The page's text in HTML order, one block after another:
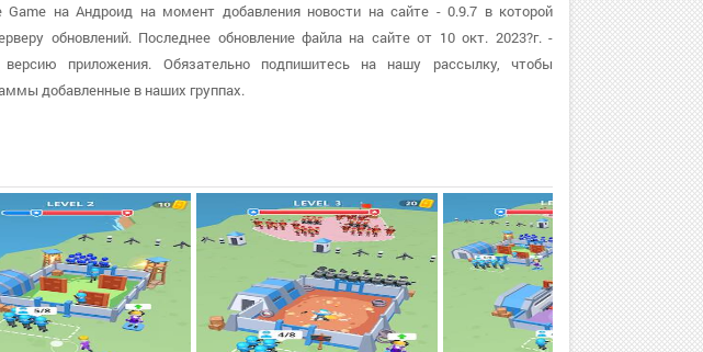
на Андроид на момент добавления новости на сайте - 0.9.7 в которой
обновлений. Последнее обновление файла на сайте от 10 окт. 2023?г. -
приложения. Обязательно подпишитесь на нашу рассылку, чтобы
добавленные в наших группах.